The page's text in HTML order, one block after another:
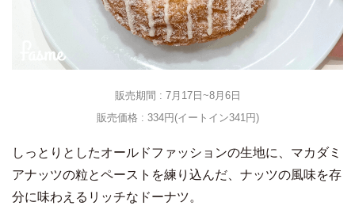
販売期間 : 7月17日~8月6日
販売価格 : 334円(イートイン341円)
しっとりとしたオールドファッションの生地に、マカダミ
アナッツの粒とペーストを練り込んだ、ナッツの風味を存
分に味わえるリッチなドーナツ。